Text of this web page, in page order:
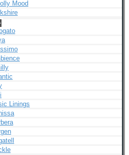
Mood
Linings